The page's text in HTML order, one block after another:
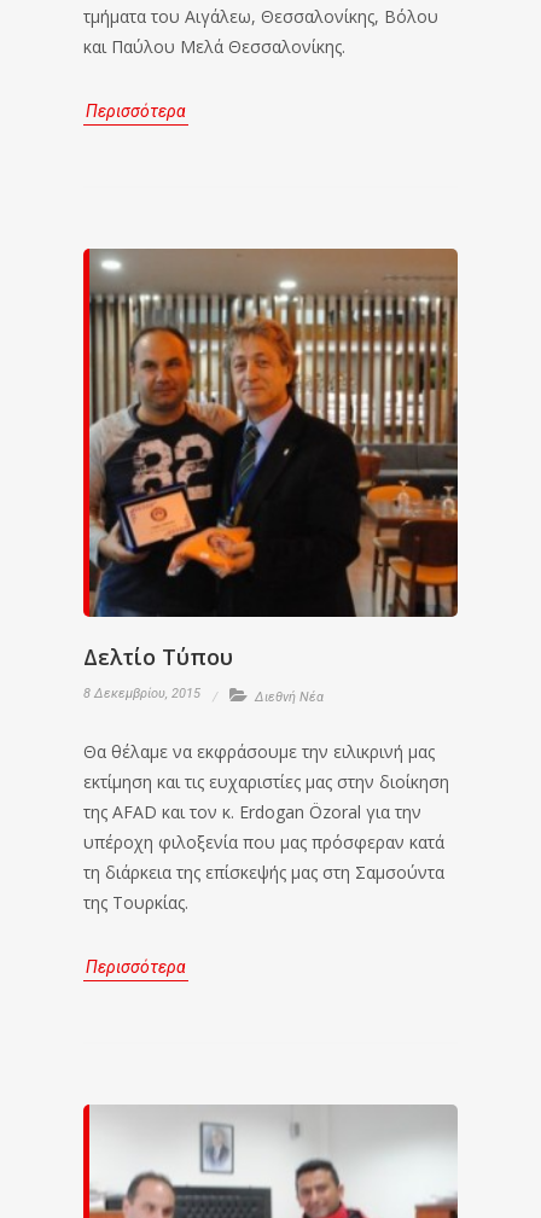
τμήματα του Αιγάλεω, Θεσσαλονίκης, Βόλου
και Παύλου Μελά Θεσσαλονίκης.
Περισσότερα
Δελτίο Τύπου
8 Δεκεμβρίου, 2015 Διεθνή Νέα
Θα θέλαμε να εκφράσουμε την ειλικρινή μας
εκτίμηση και τις ευχαριστίες μας στην διοίκηση
της AFAD και τον κ. Erdogan Özoral για την
υπέροχη φιλοξενία που μας πρόσφεραν κατά
τη διάρκεια της επίσκεψής μας στη Σαμσούντα
της Τουρκίας.
Περισσότερα